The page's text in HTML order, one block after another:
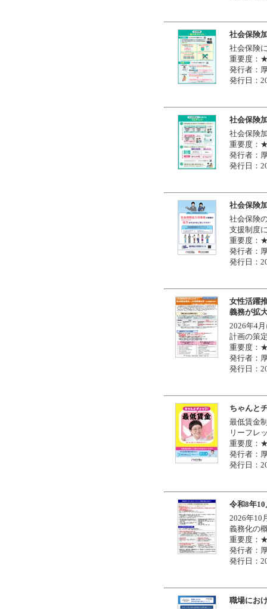
社会保険
社会保険
重要度
発行者：
発行日：
社会保険
社会保険
重要度
発行者：
発行日：
社会保険
社会保険
支援制度
重要度
発行者：
発行日：
女性活躍
義務が拡
2026年4
計画の策
重要度
発行者：
発行日：
ちゃんと
最低賃金
リーフレ
重要度
発行者：
発行日：
令和8年
2026年10
義務化の
重要度
発行者：
発行日：
職場にお